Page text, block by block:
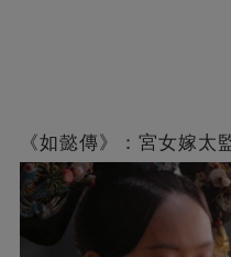
《如懿傳》：宮女嫁太